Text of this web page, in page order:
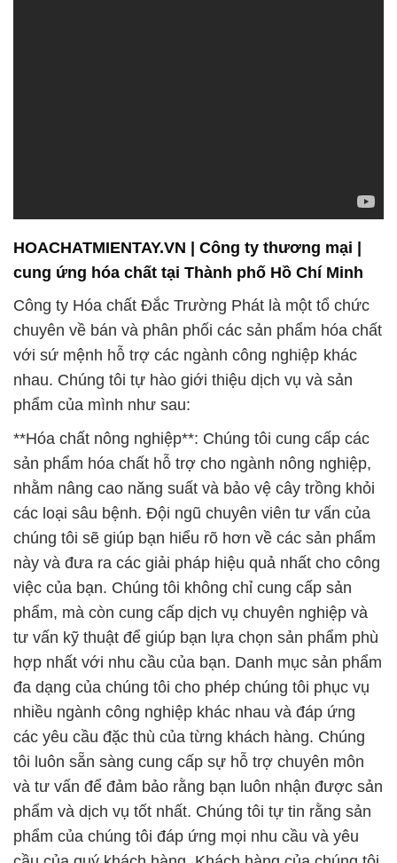
Công ty Hóa chất Đắc Trường Phát là một tổ chức
chuyên về bán và phân phối các sản phẩm hóa chất
với sứ mệnh hỗ trợ các ngành công nghiệp khác
nhau. Chúng tôi tự hào giới thiệu dịch vụ và sản
phẩm của mình như sau:
**Hóa chất nông nghiệp**: Chúng tôi cung cấp các
sản phẩm hóa chất hỗ trợ cho ngành nông nghiệp,
nhằm nâng cao năng suất và bảo vệ cây trồng khỏi
các loại sâu bệnh. Đội ngũ chuyên viên tư vấn của
chúng tôi sẽ giúp bạn hiểu rõ hơn về các sản phẩm
này và đưa ra các giải pháp hiệu quả nhất cho công
việc của bạn. Chúng tôi không chỉ cung cấp sản
phẩm, mà còn cung cấp dịch vụ chuyên nghiệp và
tư vấn kỹ thuật để giúp bạn lựa chọn sản phẩm phù
hợp nhất với nhu cầu của bạn. Danh mục sản phẩm
đa dạng của chúng tôi cho phép chúng tôi phục vụ
nhiều ngành công nghiệp khác nhau và đáp ứng
các yêu cầu đặc thù của từng khách hàng. Chúng
tôi luôn sẵn sàng cung cấp sự hỗ trợ chuyên môn
và tư vấn để đảm bảo rằng bạn luôn nhận được sản
phẩm và dịch vụ tốt nhất. Chúng tôi tự tin rằng sản
phẩm của chúng tôi đáp ứng mọi nhu cầu và yêu
cầu của quý khách hàng. Khách hàng của chúng tôi
có thể tin tưởng vào sự chuyên nghiệp và tận tâm
của đội ngũ nhân viên của chúng tôi. Tại Công ty
Hóa chất Đắc Trường Phát, chúng tôi không chỉ
cung cấp hóa chất chất lượng cao mà còn đảm bảo